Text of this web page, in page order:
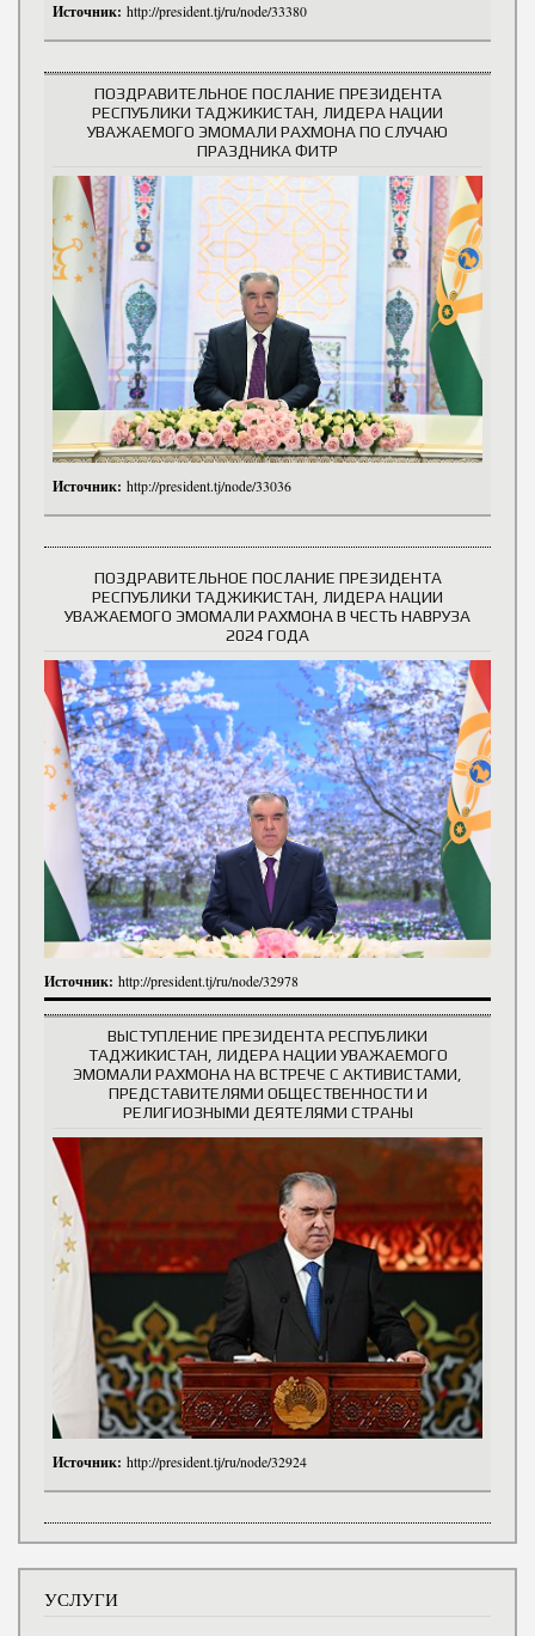
Источник: http://president.tj/ru/node/33380
ПОЗДРАВИТЕЛЬНОЕ ПОСЛАНИЕ ПРЕЗИДЕНТА
РЕСПУБЛИКИ ТАДЖИКИСТАН, ЛИДЕРА НАЦИИ
УВАЖАЕМОГО ЭМОМАЛИ РАХМОНА ПО СЛУЧАЮ
ПРАЗДНИКА ФИТР
Источник: http://president.tj/node/33036
ПОЗДРАВИТЕЛЬНОЕ ПОСЛАНИЕ ПРЕЗИДЕНТА
РЕСПУБЛИКИ ТАДЖИКИСТАН, ЛИДЕРА НАЦИИ
УВАЖАЕМОГО ЭМОМАЛИ РАХМОНА В ЧЕСТЬ НАВРУЗА
2024 ГОДА
Источник: http://president.tj/ru/node/32978
ВЫСТУПЛЕНИЕ ПРЕЗИДЕНТА РЕСПУБЛИКИ
ТАДЖИКИСТАН, ЛИДЕРА НАЦИИ УВАЖАЕМОГО
ЭМОМАЛИ РАХМОНА НА ВСТРЕЧЕ С АКТИВИСТАМИ,
ПРЕДСТАВИТЕЛЯМИ ОБЩЕСТВЕННОСТИ И
РЕЛИГИОЗНЫМИ ДЕЯТЕЛЯМИ СТРАНЫ
Источник: http://president.tj/ru/node/32924
УСЛУГИ